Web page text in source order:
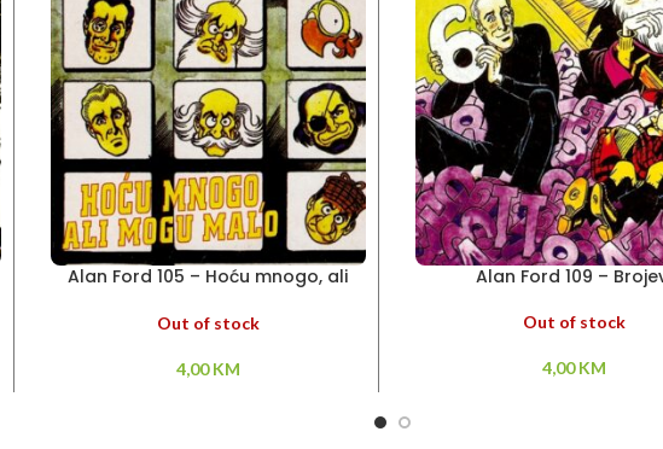
Alan Ford 105 – Hoću mnogo, ali
Out of stock
4,00KM
Alan Ford 109 –
Out of stock
4,00KM